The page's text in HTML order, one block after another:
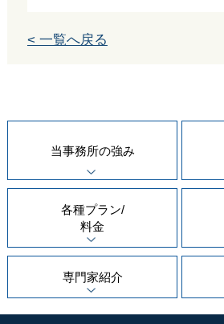
< 一覧へ戻る
当事務所の強み
各種プラン/
料金
専門家紹介